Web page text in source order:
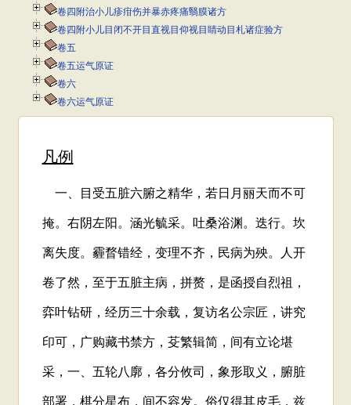
卷四附治小儿疹疳伤并暴赤疼痛翳膜诸方
卷四附小儿目闭不开目直视目仰视目睛动目札诸症验方
卷五
卷五运气原证
卷六
卷六运气原证